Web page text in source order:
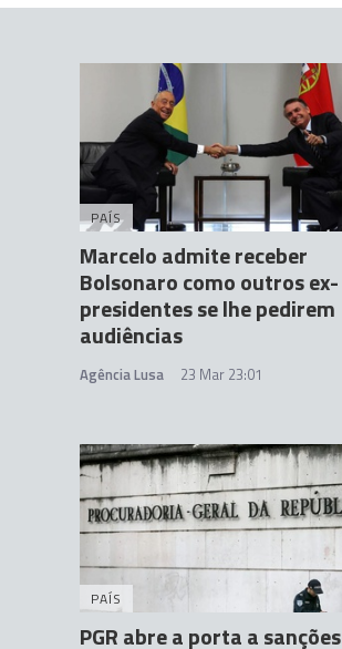
PAÍS
Marcelo admite receber
Bolsonaro como outros ex-
presidentes se lhe pedirem
audiências
Agência Lusa 23 Mar 23:01
PAÍS
PGR abre a porta a sanções